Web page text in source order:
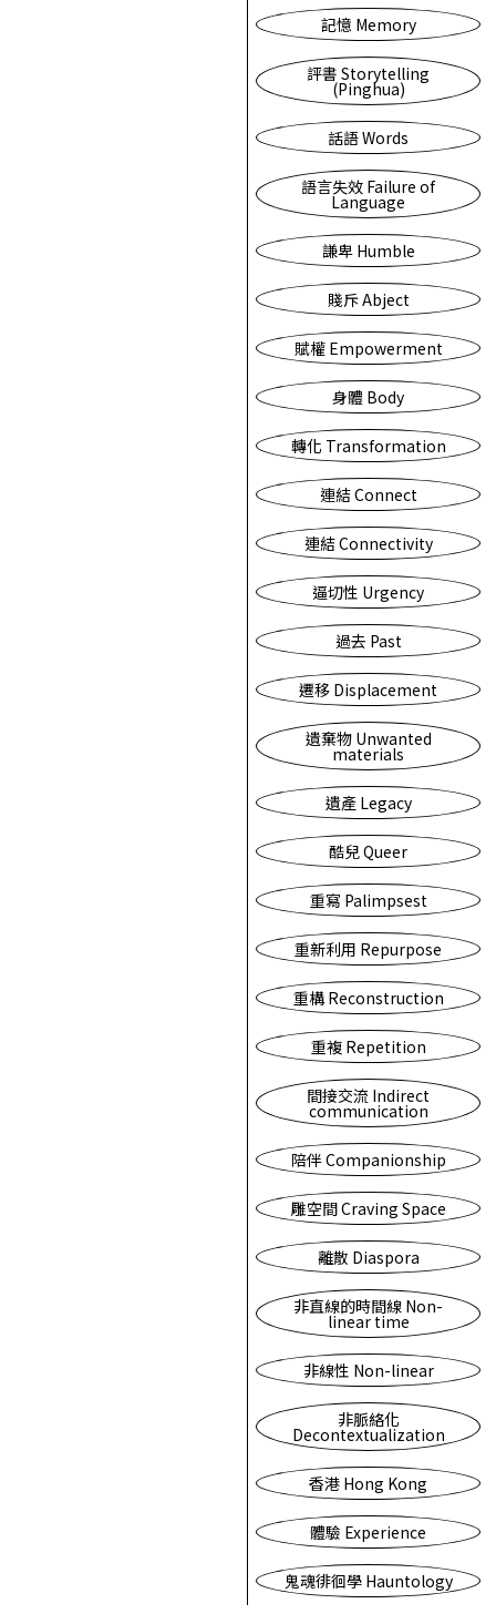
記憶 Memory
評書 Storytelling
(Pinghua)
話語 Words
語言失效 Failure of
Language
謙卑 Humble
賤斥 Abject
賦權 Empowerment
身體 Body
轉化 Transformation
連結 Connect
連結 Connectivity
逼切性 Urgency
過去 Past
遷移 Displacement
遺棄物 Unwanted
materials
遺產 Legacy
酷兒 Queer
重寫 Palimpsest
重新利用 Repurpose
重構 Reconstruction
重複 Repetition
間接交流 Indirect
communication
陪伴 Companionship
雕空間 Craving Space
離散 Diaspora
非直線的時間線 Non-
linear time
非線性 Non-linear
非脈絡化
Decontextualization
香港 Hong Kong
體驗 Experience
鬼魂徘徊學 Hauntology